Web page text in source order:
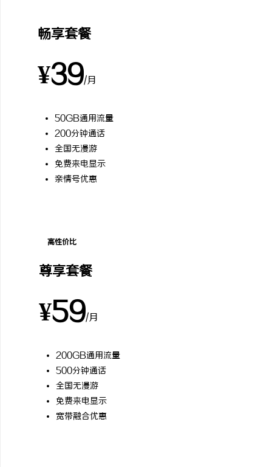
畅享套餐
¥39/月
50GB通用流量
200分钟通话
全国无漫游
免费来电显示
亲情号优惠
高性价比
尊享套餐
¥59/月
200GB通用流量
500分钟通话
全国无漫游
免费来电显示
宽带融合优惠